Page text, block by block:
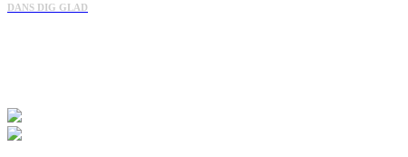
DANS DIG GLAD